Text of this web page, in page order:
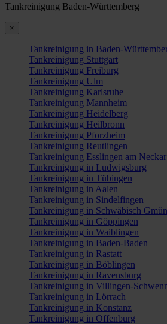
Tankreinigung Baden-Württemberg
×
Tankreinigung in Baden-
Tankreinigung Stuttgart
Tankreinigung Freiburg
Tankreinigung Ulm
Tankreinigung Karlsruhe
Tankreinigung Mannheim
Tankreinigung Heidelberg
Tankreinigung Heilbronn
Tankreinigung Pforzheim
Tankreinigung Reutlingen
Tankreinigung Esslingen am Neckar
Tankreinigung in Ludwigsburg
Tankreinigung in Tübingen
Tankreinigung in Aalen
Tankreinigung in Sindelfingen
Tankreinigung in Schwäbisch
Tankreinigung in Göppingen
Tankreinigung in Waiblingen
Tankreinigung in Baden-Baden
Tankreinigung in Rastatt
Tankreinigung in Böblingen
Tankreinigung in Ravensburg
Tankreinigung in Villingen-
Tankreinigung in Lörrach
Tankreinigung in Konstanz
Tankreinigung in Offenburg